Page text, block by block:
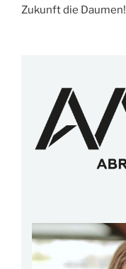
Zukunft die Daumen!